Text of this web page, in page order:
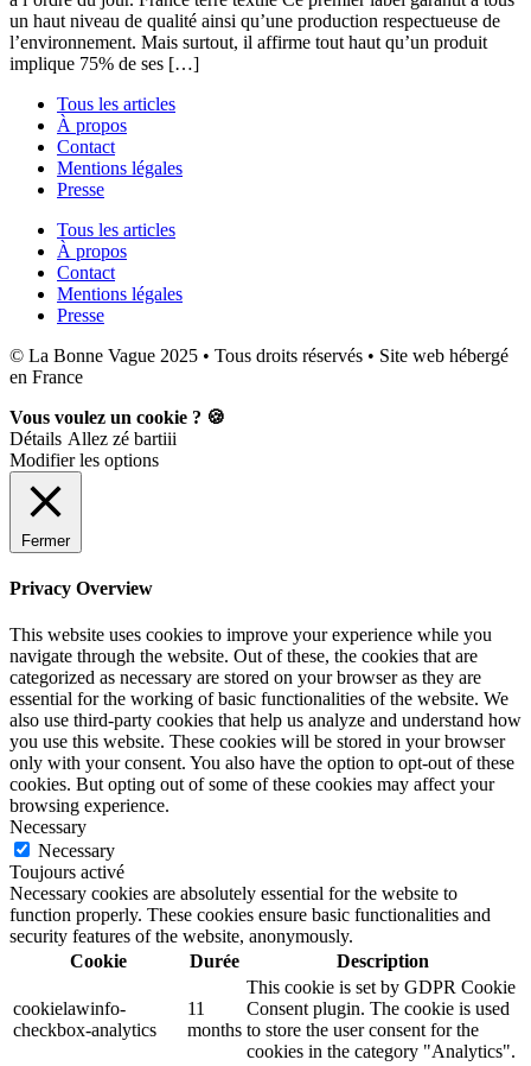
un haut niveau de qualité ainsi qu’une production respectueuse de
l’environnement. Mais surtout, il affirme tout haut qu’un produit
implique 75% de ses […]
Tous les articles
À propos
Contact
Mentions légales
Presse
Tous les articles
À propos
Contact
Mentions légales
Presse
© La Bonne Vague 2025 • Tous droits réservés • Site web hébergé
en France
Vous voulez un cookie ? 🍪
Détails Allez zé bartiii
Modifier les options
Fermer
Privacy Overview
This website uses cookies to improve your experience while you
navigate through the website. Out of these, the cookies that are
categorized as necessary are stored on your browser as they are
essential for the working of basic functionalities of the website. We
also use third-party cookies that help us analyze and understand how
you use this website. These cookies will be stored in your browser
only with your consent. You also have the option to opt-out of these
cookies. But opting out of some of these cookies may affect your
browsing experience.
Necessary
Necessary
Toujours activé
Necessary cookies are absolutely essential for the website to
function properly. These cookies ensure basic functionalities and
security features of the website, anonymously.
Cookie
Durée Description
cookielawinfo-
checkbox-analytics
11
months
This cookie is set by GDPR Cookie
Consent plugin. The cookie is used
to store the user consent for the
cookies in the category "Analytics".